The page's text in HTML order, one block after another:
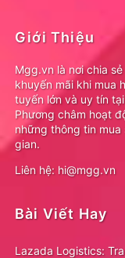
Giới Thiệu
Mgg.vn là nơi chia
khuyến mãi khi mua
tuyến lớn và uy tín
Phương châm hoạt
những thông tin mua
gian.
Liên hệ: hi@mgg.vn
Bài Viết Hay
Lazada Logistics: